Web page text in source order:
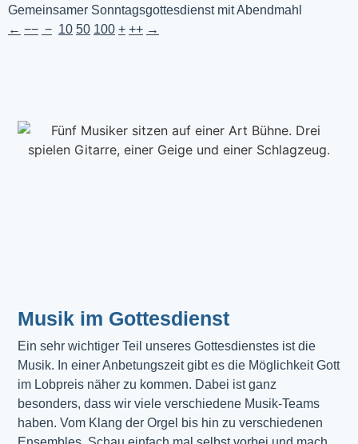
Gemeinsamer Sonntagsgottesdienst mit Abendmahl
← −− − 10 50 100 + ++ →
Musik im Gottesdienst​
Ein sehr wichtiger Teil unseres Gottesdienstes ist die
Musik. In einer Anbetungszeit gibt es die Möglichkeit Gott
im Lobpreis näher zu kommen. Dabei ist ganz
besonders, dass wir viele verschiedene Musik-Teams
haben. Vom Klang der Orgel bis hin zu verschiedenen